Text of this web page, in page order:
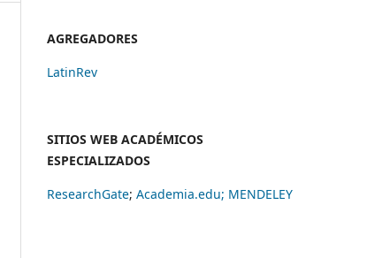
AGREGADORES
LatinRev
SITIOS WEB ACADÉMICOS
ESPECIALIZADOS
ResearchGate; Academia.edu; MENDELEY